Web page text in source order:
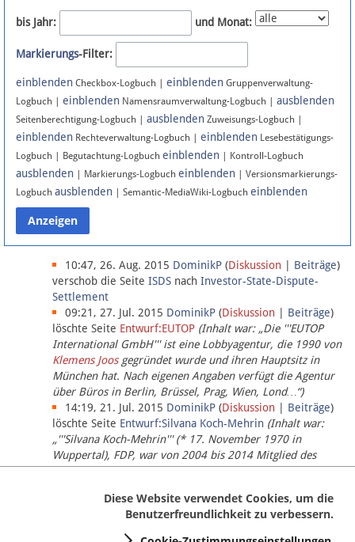
Newsletter
Bluesky
Facebook
Instagram
Anmelden
Datenschutz
Über Lobbypedia
Impressum
bis Jahr: und Monat:
Markierungs-Filter:
einblenden Checkbox-Logbuch | einblenden Gruppenverwaltung-
Logbuch | einblenden Namensraumverwaltung-Logbuch | ausblenden
Seitenberechtigung-Logbuch | ausblenden Zuweisungs-Logbuch |
einblenden Rechteverwaltung-Logbuch | einblenden Lesebestätigungs-
Logbuch | Begutachtung-Logbuch einblenden | Kontroll-Logbuch
ausblenden | Markierungs-Logbuch einblenden | Versionsmarkierungs-
Logbuch ausblenden | Semantic-MediaWiki-Logbuch einblenden
10:47, 26. Aug. 2015 DominikP (Diskussion Beiträge)
verschob die Seite ISDS nach Investor-State-Dispute-
Settlement
09:21, 27. Jul. 2015 DominikP (Diskussion Beiträge)
löschte Seite Entwurf:EUTOP (Inhalt war: „Die '''EUTOP
International GmbH''' ist eine Lobbyagentur, die 1990 von
Klemens Joosgegründet wurde und ihren Hauptsitz in
München hat. Nach eigenen Angaben verfügt die Agentur
über Büros in Berlin, Brüssel, Prag, Wien, Lond…“)
14:19, 21. Jul. 2015 DominikP (Diskussion Beiträge)
löschte Seite Entwurf:Silvana Koch-Mehrin (Inhalt war:
„'''Silvana Koch-Mehrin''' (* 17. November 1970 in
Wuppertal), FDP, war von 2004 bis 2014 Mitglied des
Europäischen Parlaments, seit November 2014 ist sie für
Diese Website verwendet Cookies, um die
Benutzerfreundlichkeit zu verbessern.